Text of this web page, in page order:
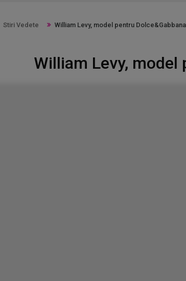
Stiri Vedete William Levy, model pentru Dolce&Gabbana
William Levy, model